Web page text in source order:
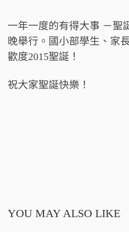
一年一度的有得大事 －聖
晚舉行。國小部學生、家
歡度2015聖誕！
祝大家聖誕快樂！
YOU MAY ALSO LIKE